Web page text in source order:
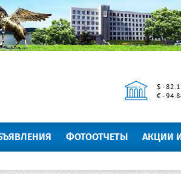
$ -
€ -
ФОТООТЧЕТЫ АКЦИИ